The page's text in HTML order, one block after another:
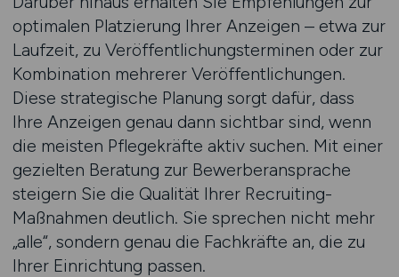
optimalen Platzierung Ihrer Anzeigen – etwa zur
Laufzeit, zu Veröffentlichungsterminen oder zur
Kombination mehrerer Veröffentlichungen.
Diese strategische Planung sorgt dafür, dass
Ihre Anzeigen genau dann sichtbar sind, wenn
die meisten Pflegekräfte aktiv suchen. Mit einer
gezielten Beratung zur Bewerberansprache
steigern Sie die Qualität Ihrer Recruiting-
Maßnahmen deutlich. Sie sprechen nicht mehr
„alle“, sondern genau die Fachkräfte an, die zu
Ihrer Einrichtung passen.